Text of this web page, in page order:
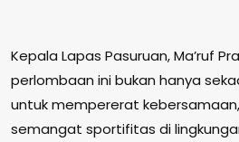
Kepala Lapas Pasuruan, Ma’ruf
perlombaan ini bukan hanya
untuk mempererat
semangat sportifitas di